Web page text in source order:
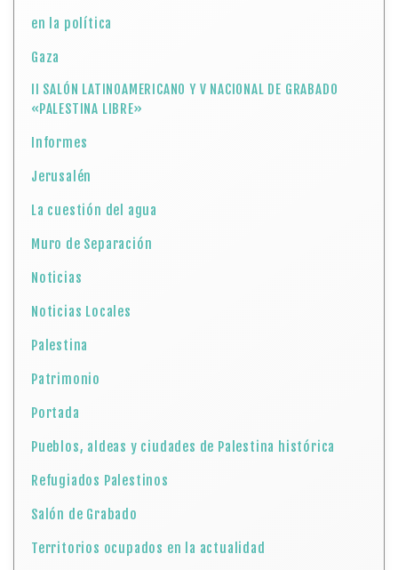
en la política
Gaza
II SALÓN LATINOAMERICANO Y V NACIONAL DE GRABADO
«PALESTINA LIBRE»
Informes
Jerusalén
La cuestión del agua
Muro de Separación
Noticias
Noticias Locales
Palestina
Patrimonio
Portada
Pueblos, aldeas y ciudades de Palestina histórica
Refugiados Palestinos
Salón de Grabado
Territorios ocupados en la actualidad